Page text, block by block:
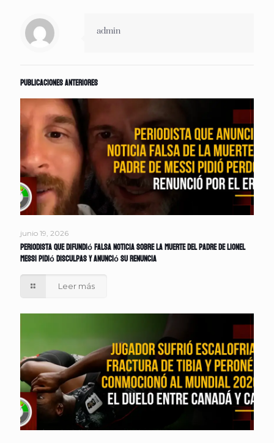
admin
Publicaciones anteriores
junio 19, 2026
Periodista que difundió falsa noticia sobre la muerte del padre de Lionel
Messi pidió disculpas y anunció su renuncia
Leer más